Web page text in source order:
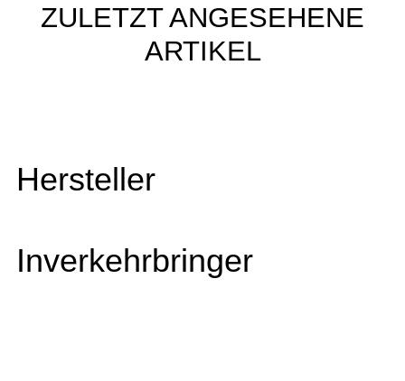
ZULETZT ANGESEHENE
ARTIKEL
Hersteller
Inverkehrbringer